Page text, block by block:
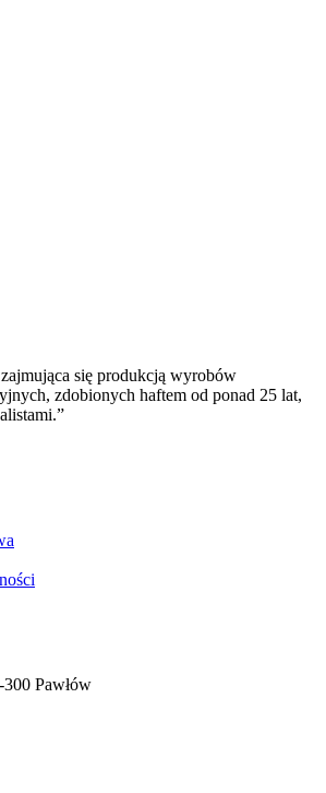
się produkcją wyrobów
zdobionych haftem od ponad 25 lat,
Pawłów